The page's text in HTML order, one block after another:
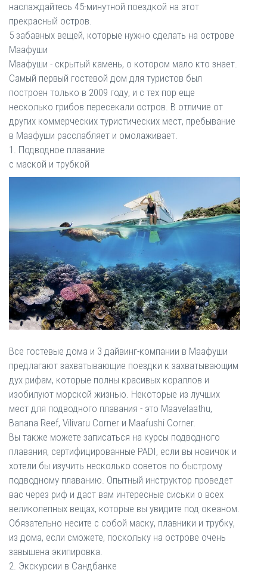
наслаждайтесь 45-минутной поездкой на этот
прекрасный остров.
5 забавных вещей, которые нужно сделать на острове
Маафуши
Маафуши - скрытый камень, о котором мало кто знает.
Самый первый гостевой дом для туристов был
построен только в 2009 году, и с тех пор еще
несколько грибов пересекали остров. В отличие от
других коммерческих туристических мест, пребывание
в Маафуши расслабляет и омолаживает.
1. Подводное плавание
с маской и трубкой
Все гостевые дома и 3 дайвинг-компании в Маафуши
предлагают захватывающие поездки к захватывающим
дух рифам, которые полны красивых кораллов и
изобилуют морской жизнью. Некоторые из лучших
мест для подводного плавания - это Maavelaathu,
Banana Reef, Vilivaru Corner и Maafushi Corner.
Вы также можете записаться на курсы подводного
плавания, сертифицированные PADI, если вы новичок и
хотели бы изучить несколько советов по быстрому
подводному плаванию. Опытный инструктор проведет
вас через риф и даст вам интересные сиськи о всех
великолепных вещах, которые вы увидите под океаном.
Обязательно несите с собой маску, плавники и трубку,
из дома, если сможете, поскольку на острове очень
завышена экипировка.
2. Экскурсии в Сандбанке